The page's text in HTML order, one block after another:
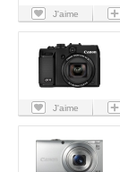
J'aime
J'aime